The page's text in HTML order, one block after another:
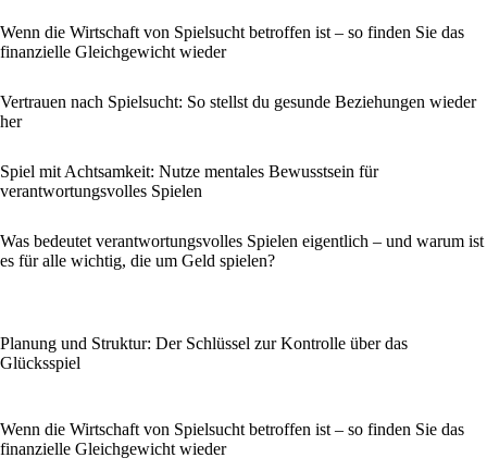
Wenn die Wirtschaft von Spielsucht betroffen ist – so finden Sie das
finanzielle Gleichgewicht wieder
Vertrauen nach Spielsucht: So stellst du gesunde Beziehungen wieder
her
Spiel mit Achtsamkeit: Nutze mentales Bewusstsein für
verantwortungsvolles Spielen
Was bedeutet verantwortungsvolles Spielen eigentlich – und warum ist
es für alle wichtig, die um Geld spielen?
Planung und Struktur: Der Schlüssel zur Kontrolle über das
Glücksspiel
Wenn die Wirtschaft von Spielsucht betroffen ist – so finden Sie das
finanzielle Gleichgewicht wieder